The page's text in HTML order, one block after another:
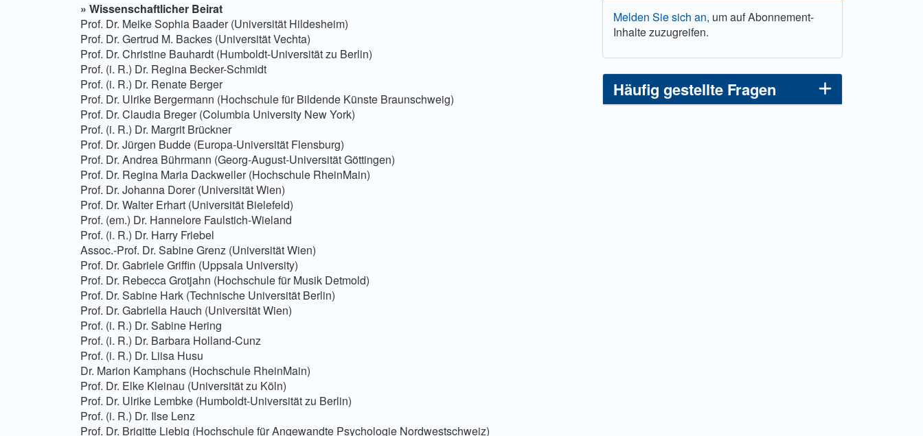
» Wissenschaftlicher Beirat
Prof. Dr. Meike Sophia Baader (Universität Hildesheim)
Prof. Dr. Gertrud M. Backes (Universität Vechta)
Prof. Dr. Christine Bauhardt (Humboldt-Universität zu Berlin)
Prof. (i. R.) Dr. Regina Becker-Schmidt
Prof. (i. R.) Dr. Renate Berger
Prof. Dr. Ulrike Bergermann (Hochschule für Bildende Künste Braunschweig)
Prof. Dr. Claudia Breger (Columbia University New York)
Prof. (i. R.) Dr. Margrit Brückner
Prof. Dr. Jürgen Budde (Europa-Universität Flensburg)
Prof. Dr. Andrea Bührmann (Georg-August-Universität Göttingen)
Prof. Dr. Regina Maria Dackweiler (Hochschule RheinMain)
Prof. Dr. Johanna Dorer (Universität Wien)
Prof. Dr. Walter Erhart (Universität Bielefeld)
Prof. (em.) Dr. Hannelore Faulstich-Wieland
Prof. (i. R.) Dr. Harry Friebel
Assoc.-Prof. Dr. Sabine Grenz (Universität Wien)
Prof. Dr. Gabriele Griffin (Uppsala University)
Prof. Dr. Rebecca Grotjahn (Hochschule für Musik Detmold)
Prof. Dr. Sabine Hark (Technische Universität Berlin)
Prof. Dr. Gabriella Hauch (Universität Wien)
Prof. (i. R.) Dr. Sabine Hering
Prof. (i. R.) Dr. Barbara Holland-Cunz
Prof. (i. R.) Dr. Liisa Husu
Dr. Marion Kamphans (Hochschule RheinMain)
Prof. Dr. Elke Kleinau (Universität zu Köln)
Prof. Dr. Ulrike Lembke (Humboldt-Universität zu Berlin)
Prof. (i. R.) Dr. Ilse Lenz
Prof. Dr. Brigitte Liebig (Hochschule für Angewandte Psychologie Nordwestschweiz)
Melden Sie sich an, um auf Abonnement-
Inhalte zuzugreifen.
Häufig gestellte Fragen